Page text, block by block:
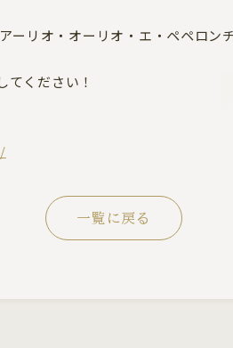
ーリオ・オーリオ・エ・ペペロン
ください！
一覧に戻る